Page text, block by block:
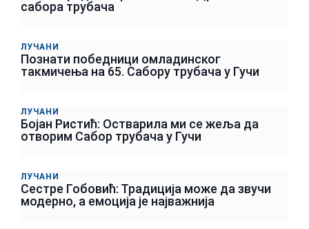
сабора трубача
ЛУЧАНИ
Познати победници омладинског
такмичења на 65. Сабору трубача у Гучи
ЛУЧАНИ
Бојан Ристић: Остварила ми се жеља да
отворим Сабор трубача у Гучи
ЛУЧАНИ
Сестре Гобовић: Традиција може да звучи
модерно, а емоција је најважнија